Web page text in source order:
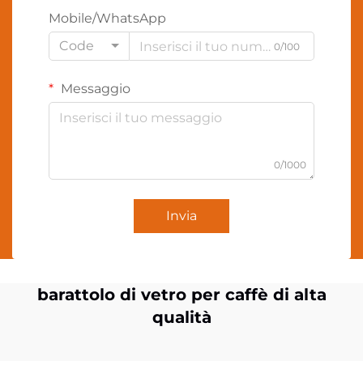
Mobile/WhatsApp
Code
0/100
Messaggio
0/1000
Invia
barattolo di vetro per caffè di alta
qualità